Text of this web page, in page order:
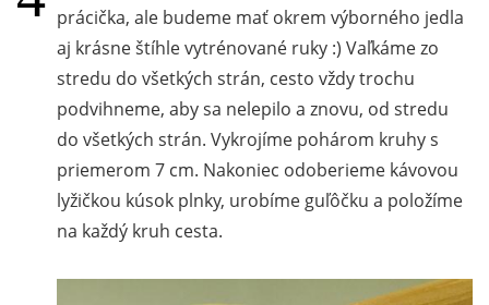
prácička, ale budeme mať okrem výborného jedla
aj krásne štíhle vytrénované ruky :) Vaľkáme zo
stredu do všetkých strán, cesto vždy trochu
podvihneme, aby sa nelepilo a znovu, od stredu
do všetkých strán. Vykrojíme pohárom kruhy s
priemerom 7 cm. Nakoniec odoberieme kávovou
lyžičkou kúsok plnky, urobíme guľôčku a položíme
na každý kruh cesta.